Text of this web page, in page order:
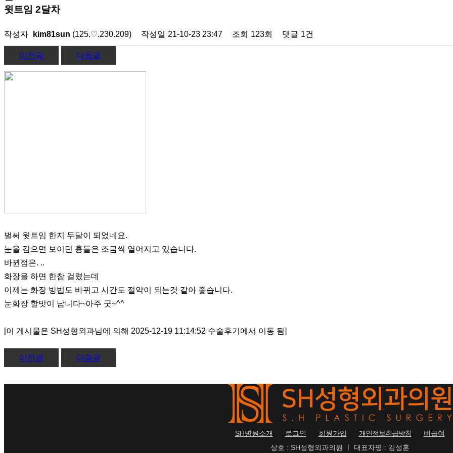
윗트임 2달차
작성자 kim81sun (125.♡.230.209) 작성일 21-10-23 23:47 조회 123회 댓글 1건
이전글 다음글
벌써 윗트임 한지 두달이 되었네요.
눈을 감으면 보이던 흉들은 조금씩 옅어지고 있습니다.
바뀐점은. ..
화장을 하면 한참 걸렸는데
이제는 화장 방법도 바뀌고 시간도 절약이 되는것 같아 좋습니다.
눈화장 할맛이 납니다~아주 굿~^^
[이 게시물은 SH성형외과님에 의해 2025-12-19 11:14:52 수술후기에서 이동 됨]
이전글 다음글
SH병원소개 로그인 회원가입 개인정보취급방침
비급여
상호 : SH성형외과의원 ㅣ 대표자명 : 김성훈